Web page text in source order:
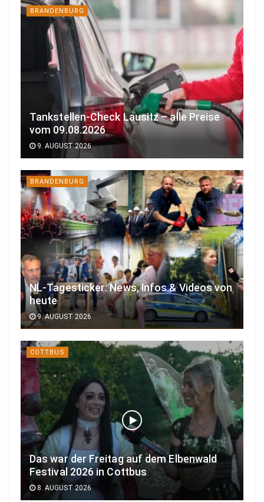
BRANDENBURG
Tankstellen-Check Lausitz – alle Preise
vom 09.08.2026
9. AUGUST 2026
BRANDENBURG
NL-Tagesticker: News, Infos & Videos von
heute
9. AUGUST 2026
COTTBUS
Das war der Freitag auf dem Elbenwald
Festival 2026 in Cottbus
8. AUGUST 2026